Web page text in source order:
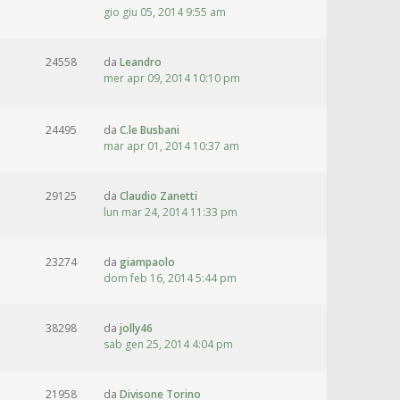
gio giu 05, 2014 9:55 am
24558 da Leandro
mer apr 09, 2014 10:10 pm
24495 da C.le Busbani
mar apr 01, 2014 10:37 am
29125 da Claudio Zanetti
lun mar 24, 2014 11:33 pm
23274 da giampaolo
dom feb 16, 2014 5:44 pm
38298 da jolly46
sab gen 25, 2014 4:04 pm
21958 da Divisone Torino